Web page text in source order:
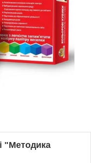
"Методика